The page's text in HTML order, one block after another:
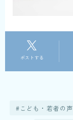
ポストする
こども・若者の声